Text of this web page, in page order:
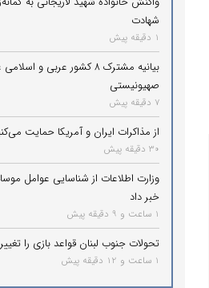
شهادت
1 دقیقه پیش
بیانیه مشترک ۸ کشور عربی و
صهیونیستی
7 دقیقه پیش
از مذاکرات ایران و آمریکا حمایت
30 دقیقه پیش
وزارت اطلاعات از شناسایی عوامل
خبر داد
1 ساعت و 9 دقیقه پیش
تحولات جنوب لبنان قواعد بازی را
1 ساعت و 12 دقیقه پیش